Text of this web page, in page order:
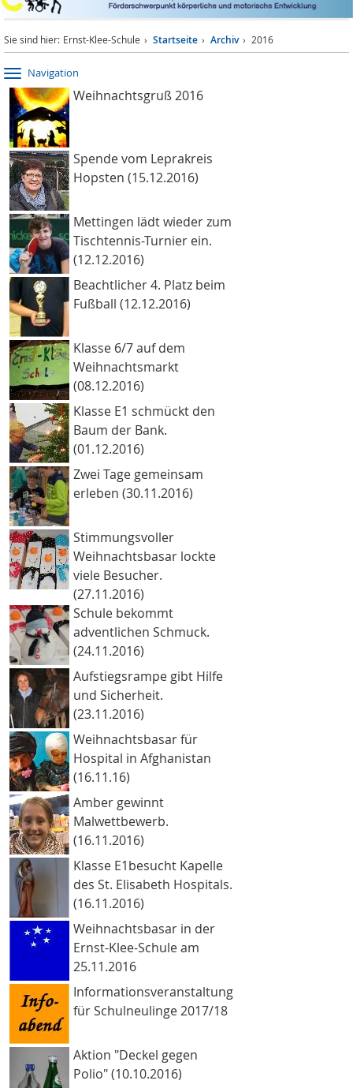
Sie sind hier: Ernst-Klee-Schule Startseite Archiv 2016
Navigation
Weihnachtsgruß 2016
Spende vom Leprakreis
Hopsten (15.12.2016)
Mettingen lädt wieder zum
Tischtennis-Turnier ein.
(12.12.2016)
Beachtlicher 4. Platz beim
Fußball (12.12.2016)
Klasse 6/7 auf dem
Weihnachtsmarkt
(08.12.2016)
Klasse E1 schmückt den
Baum der Bank.
(01.12.2016)
Zwei Tage gemeinsam
erleben (30.11.2016)
Stimmungsvoller
Weihnachtsbasar lockte
viele Besucher.
(27.11.2016)
Schule bekommt
adventlichen Schmuck.
(24.11.2016)
Aufstiegsrampe gibt Hilfe
und Sicherheit.
(23.11.2016)
Weihnachtsbasar für
Hospital in Afghanistan
(16.11.16)
Amber gewinnt
Malwettbewerb.
(16.11.2016)
Klasse E1besucht Kapelle
des St. Elisabeth Hospitals.
(16.11.2016)
Weihnachtsbasar in der
Ernst-Klee-Schule am
25.11.2016
Informationsveranstaltung
für Schulneulinge 2017/18
Aktion "Deckel gegen
Polio" (10.10.2016)